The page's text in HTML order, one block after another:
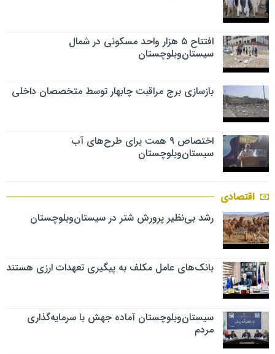
افتتاح ۵ هزار واحد مسکونی در شمال
سیستان‌وبلوچستان
بازسازی برج مراقبت چابهار توسط متخصصان داخلی
اختصاص ۹ همت برای طرح‌های آب
سیستان‌وبلوچستان
اقتصادی
رشد بی‌نظیر پرورش شتر در سیستان‌وبلوچستان
بانک‌های عامل مکلف به پیگیری تعهدات ارزی هستند
سیستان‌وبلوچستان آماده جهش با سرمایه‌گذاری
مردم